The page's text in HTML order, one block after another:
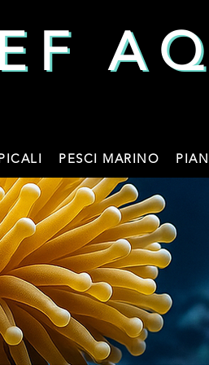
PESCI MARINO